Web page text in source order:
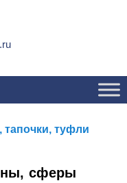
тапочки, туфли
сферы